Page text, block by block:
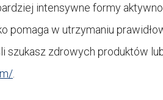
intensywne formy
pomaga w utrzymaniu
szukasz zdrowych produktów